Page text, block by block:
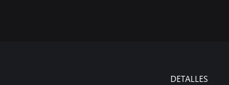
DETALLES